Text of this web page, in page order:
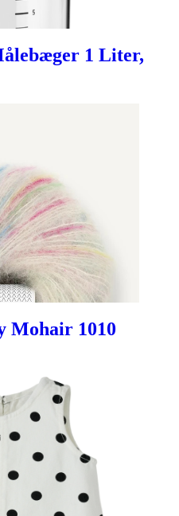
1 Liter,
Mohair 1010